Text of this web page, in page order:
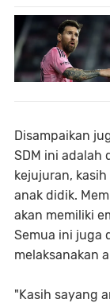
Disampaikan
SDM ini adalah
kejujuran,
anak didik.
akan memiliki
Semua ini juga
melaksanakan
"Kasih sayang